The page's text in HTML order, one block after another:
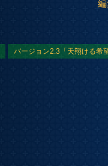
バージョン2.3「天翔ける希